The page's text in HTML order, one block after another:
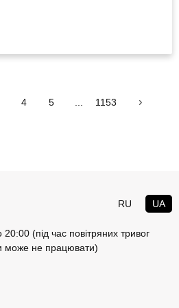
4 5 ... 1153
RU UA
(під час повітряних тривог
може не працювати)